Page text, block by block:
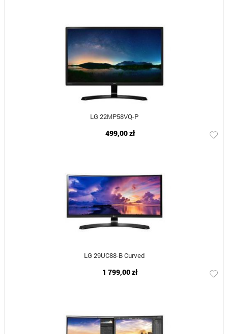
LG 22MP58VQ-P
499,00 zł
LG 29UC88-B Curved
1 799,00 zł